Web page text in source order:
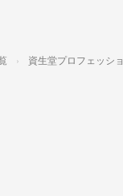
資生堂プロフェッシ